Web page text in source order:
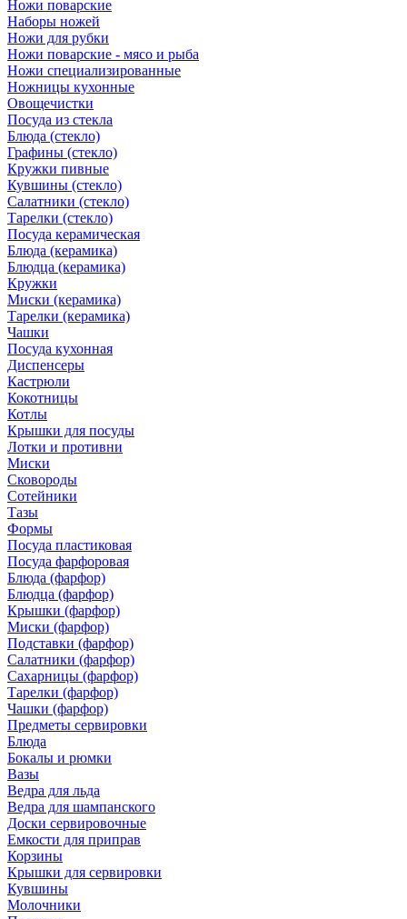
Ножи поварские
Наборы ножей
Ножи для рубки
Ножи поварские - мясо и рыба
Ножи специализированные
Ножницы кухонные
Овощечистки
Посуда из стекла
Блюда (стекло)
Графины (стекло)
Кружки пивные
Кувшины (стекло)
Салатники (стекло)
Тарелки (стекло)
Посуда керамическая
Блюда (керамика)
Блюдца (керамика)
Кружки
Миски (керамика)
Тарелки (керамика)
Чашки
Посуда кухонная
Диспенсеры
Кастрюли
Кокотницы
Котлы
Крышки для посуды
Лотки и противни
Миски
Сковороды
Сотейники
Тазы
Формы
Посуда пластиковая
Посуда фарфоровая
Блюда (фарфор)
Блюдца (фарфор)
Крышки (фарфор)
Миски (фарфор)
Подставки (фарфор)
Салатники (фарфор)
Сахарницы (фарфор)
Тарелки (фарфор)
Чашки (фарфор)
Предметы сервировки
Блюда
Бокалы и рюмки
Вазы
Ведра для льда
Ведра для шампанского
Доски сервировочные
Емкости для приправ
Корзины
Крышки для сервировки
Кувшины
Молочники